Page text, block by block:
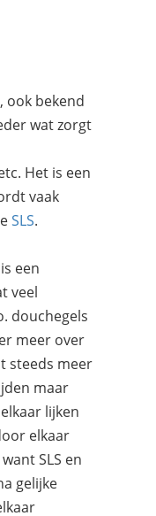
ook bekend
wat zorgt
Het is een
vaak
SLS.
een
veel
douchegels
meer over
steeds meer
maar
lijken
elkaar
SLS en
gelijke